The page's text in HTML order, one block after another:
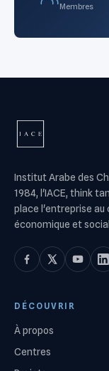
Membres
Institut Arabe des
1984, l'IACE, think
place l'entreprise
économique et
DÉCOUVRIR
À propos
Centres